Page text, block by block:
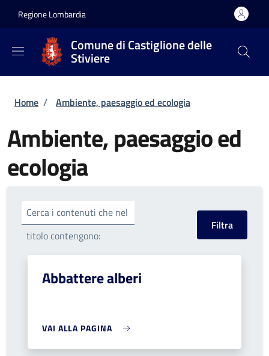
Regione Lombardia
Comune di Castiglione delle
Stiviere
Briciole di pane
Home / Ambiente, paesaggio ed ecologia
Ambiente, paesaggio ed
ecologia
Cerca i contenuti che nel
titolo contengono:
Abbattere alberi
VAI ALLA PAGINA